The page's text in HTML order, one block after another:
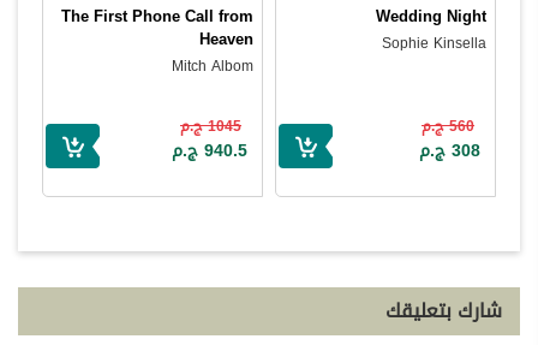
Wedding Night
Sophie Kinsella
560 ج.م
308 ج.م
The First Phone Call from
Heaven
Mitch Albom
1045 ج.م
940.5 ج.م
شارك بتعليقك